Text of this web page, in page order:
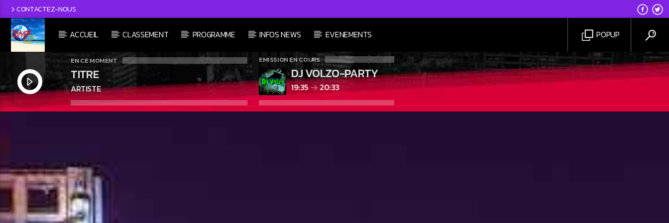
CONTACTEZ-NOUS
ACCUEIL CLASSEMENT PROGRAMME INFOS NEWS EVENEMENTS POPUP
EN CE MOMENT
TITRE
ARTISTE
EMISSION EN COURS
DJ VOLZO-PARTY
19:35 20:33